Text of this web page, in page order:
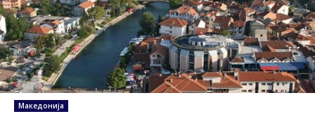
Македонија